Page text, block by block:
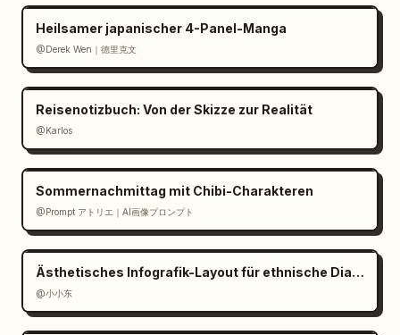
Heilsamer japanischer 4-Panel-Manga
@Derek Wen｜德里克文
Reisenotizbuch: Von der Skizze zur Realität
@Karlos
Sommernachmittag mit Chibi-Charakteren
@Prompt アトリエ｜AI画像プロンプト
Ästhetisches Infografik-Layout für ethnische Dialekte
@小小东